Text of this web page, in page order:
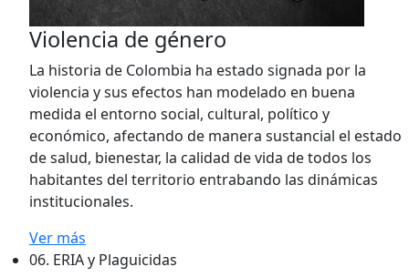
Violencia de género
La historia de Colombia ha estado signada por la
violencia y sus efectos han modelado en buena
medida el entorno social, cultural, político y
económico, afectando de manera sustancial el estado
de salud, bienestar, la calidad de vida de todos los
habitantes del territorio entrabando las dinámicas
institucionales.
Ver más
06. ERIA y Plaguicidas